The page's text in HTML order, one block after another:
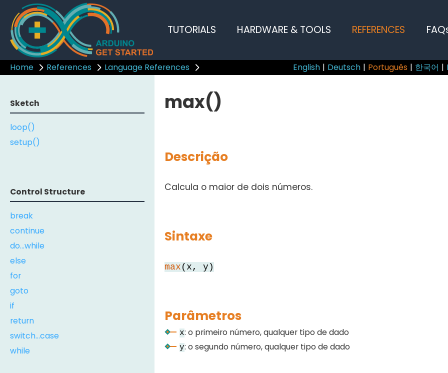
TUTORIALS HARDWARE & TOOLS REFERENCES
Home References Language References English | Deutsch | Português | 한국어 |
Sketch
loop()
setup()
Control Structure
break
continue
do...while
else
for
goto
if
return
switch...case
while
max()
Descrição
Calcula o maior de dois números.
Sintaxe
max (x, y)
Parâmetros
x: o primeiro número, qualquer tipo de dado
y: o segundo número, qualquer tipo de dado